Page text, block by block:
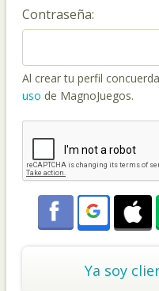
Contraseña:
Al crear tu perfil
uso de MagnoJuegos.
Ya soy